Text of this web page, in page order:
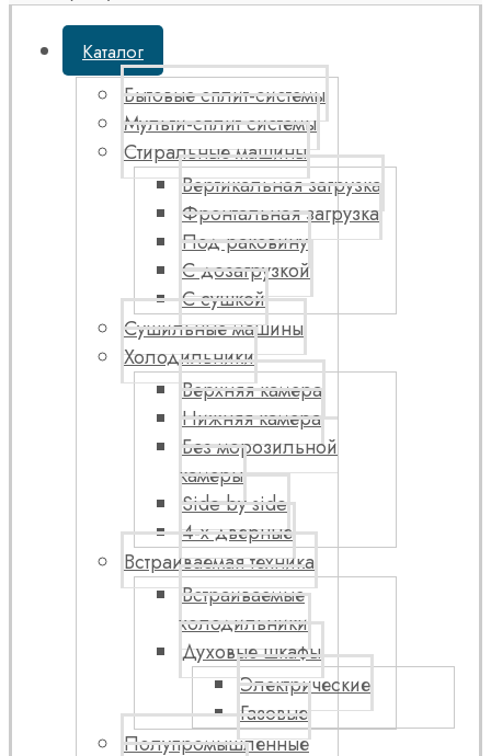
Каталог
Бытовые сплит-системы
Мульти-сплит системы
Стиральные машины
Вертикальная загрузка
Фронтальная загрузка
Под раковину
С дозагрузкой
С сушкой
Сушильные машины
Холодильники
Верхняя камера
Нижняя камера
Без морозильной
камеры
Side by side
4-х дверные
Встраиваемая техника
Встраиваемые
холодильники
Духовые шкафы
Электрические
Газовые
Полупромышленные